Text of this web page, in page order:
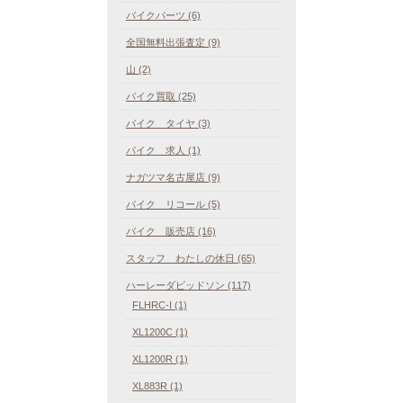
バイクパーツ (6)
全国無料出張査定 (9)
山 (2)
バイク買取 (25)
バイク タイヤ (3)
バイク 求人 (1)
ナガツマ名古屋店 (9)
バイク リコール (5)
バイク 販売店 (16)
スタッフ わたしの休日 (65)
ハーレーダビッドソン (117)
FLHRC-I (1)
XL1200C (1)
XL1200R (1)
XL883R (1)